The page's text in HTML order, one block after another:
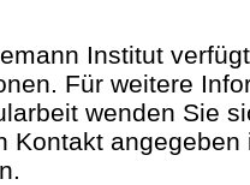
Institut
Für weitere
wenden Sie
Kontakt